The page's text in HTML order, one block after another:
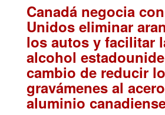
Canadá negocia
Unidos eliminar
los autos y facilitar
alcohol
cambio de reducir
gravámenes al
aluminio